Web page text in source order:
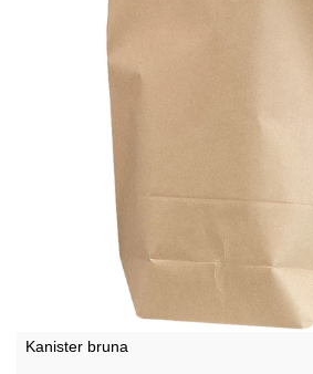
Kanister bruna